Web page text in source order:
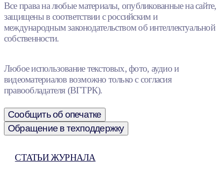
Все права на любые материалы, опубликованные на сайте,
защищены в соответствии с российским и
международным законодательством об интеллектуальной
собственности.
Любое использование текстовых, фото, аудио и
видеоматериалов возможно только с согласия
правообладателя (ВГТРК).
Сообщить об опечатке
Обращение в техподдержку
СТАТЬИ ЖУРНАЛА